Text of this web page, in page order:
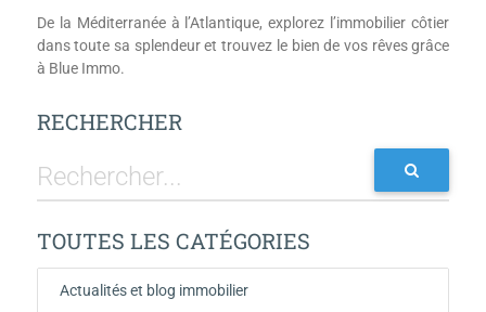
De la Méditerranée à l’Atlantique, explorez l’immobilier côtier
dans toute sa splendeur et trouvez le bien de vos rêves grâce
à Blue Immo.
RECHERCHER
TOUTES LES CATÉGORIES
Actualités et blog immobilier